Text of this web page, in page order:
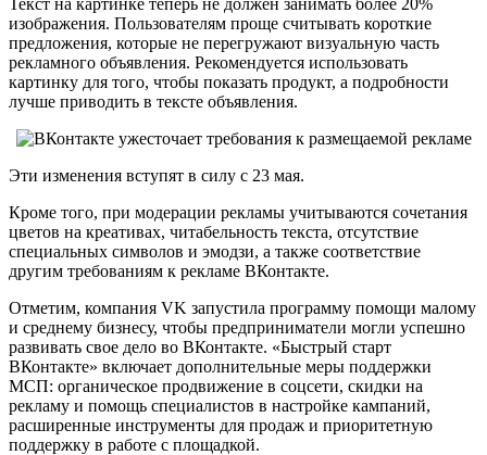
изображения. Пользователям проще считывать короткие
предложения, которые не перегружают визуальную часть
рекламного объявления. Рекомендуется использовать
картинку для того, чтобы показать продукт, а подробности
лучше приводить в тексте объявления.
Эти изменения вступят в силу с 23 мая.
Кроме того, при модерации рекламы учитываются сочетания
цветов на креативах, читабельность текста, отсутствие
специальных символов и эмодзи, а также соответствие
другим требованиям к рекламе ВКонтакте.
Отметим, компания VK запустила программу помощи малому
и среднему бизнесу, чтобы предприниматели могли успешно
развивать свое дело во ВКонтакте. «Быстрый старт
ВКонтакте» включает дополнительные меры поддержки
МСП: органическое продвижение в соцсети, скидки на
рекламу и помощь специалистов в настройке кампаний,
расширенные инструменты для продаж и приоритетную
поддержку в работе с площадкой.